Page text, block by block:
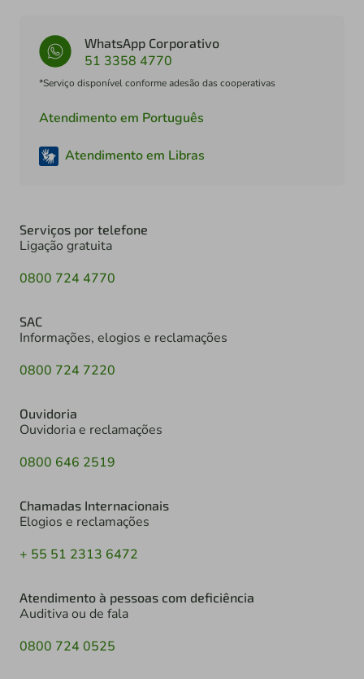
WhatsApp Corporativo
51 3358 4770
*Serviço disponível conforme adesão das cooperativas
Atendimento em Português
Atendimento em Libras
Serviços por telefone
Ligação gratuita
0800 724 4770
SAC
Informações, elogios e reclamações
0800 724 7220
Ouvidoria
Ouvidoria e reclamações
0800 646 2519
Chamadas Internacionais
Elogios e reclamações
+ 55 51 2313 6472
Atendimento à pessoas com deficiência
Auditiva ou de fala
0800 724 0525